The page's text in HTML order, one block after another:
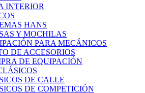
INTERIOR
HANS
Y MOCHILAS
PARA MECÁNICOS
DE ACCESORIOS
DE EQUIPACIÓN
DE CALLE
DE COMPETICIÓN